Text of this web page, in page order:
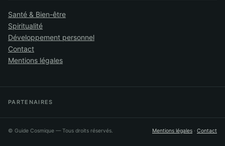
Santé & Bien-être
Spiritualité
Développement personnel
Contact
Mentions légales
PARTENAIRES
© Guide Cosmique — Tous droits réservés. Mentions légales · Contact